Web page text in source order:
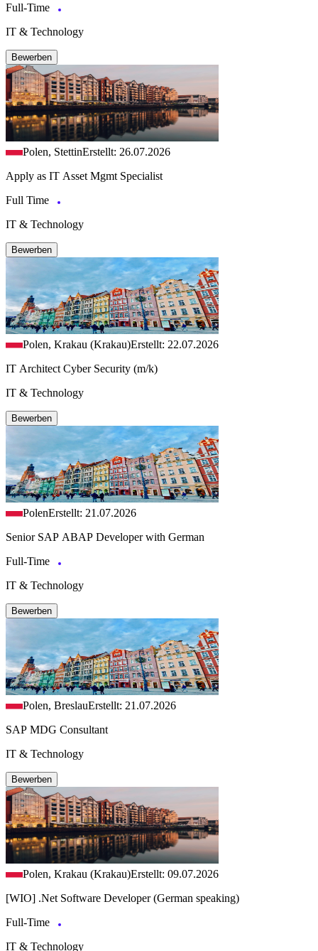
Full-Time
IT & Technology
Bewerben
Polen, StettinErstellt: 26.07.2026
Apply as IT Asset Mgmt Specialist
Full Time
IT & Technology
Bewerben
Polen, Krakau (Krakau)Erstellt: 22.07.2026
IT Architect Cyber Security (m/k)
IT & Technology
Bewerben
PolenErstellt: 21.07.2026
Senior SAP ABAP Developer with German
Full-Time
IT & Technology
Bewerben
Polen, BreslauErstellt: 21.07.2026
SAP MDG Consultant
IT & Technology
Bewerben
Polen, Krakau (Krakau)Erstellt: 09.07.2026
[WIO] .Net Software Developer (German speaking)
Full-Time
IT & Technology